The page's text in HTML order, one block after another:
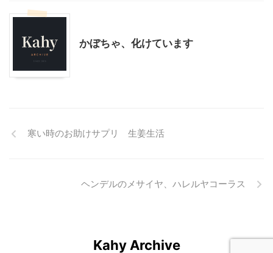
かぼちゃ、化けています
寒い時のお助けサプリ 生姜生活
ヘンデルのメサイヤ、ハレルヤコーラス
Kahy Archive